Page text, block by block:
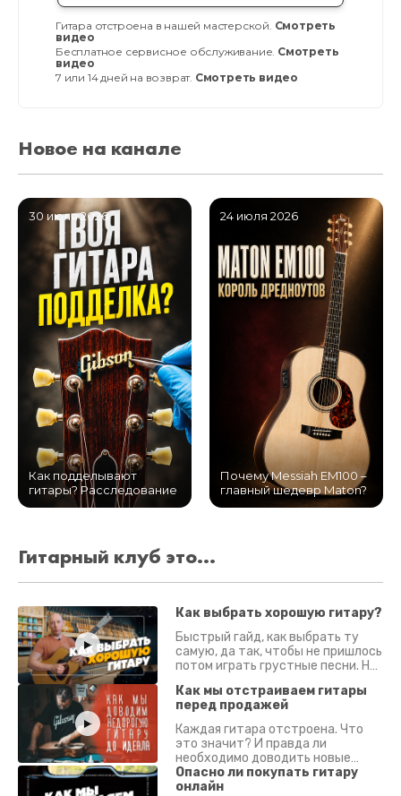
Гитара отстроена в нашей мастерской. Смотреть
видео
Бесплатное сервисное обслуживание. Смотреть
видео
7 или 14 дней на возврат. Смотреть видео
Новое на канале
30 июля 2026
Как подделывают
гитары? Расследование
24 июля 2026
Почему Messiah EM100 –
главный шедевр Maton?
Гитарный клуб это...
Как выбрать хорошую гитару?
Быстрый гайд, как выбрать ту
самую, да так, чтобы не пришлось
потом играть грустные песни. На
Как мы отстраиваем гитары
перед продажей
Каждая гитара отстроена. Что
это значит? И правда ли
необходимо доводить новые
гитары? Если кратко - да.
Подробно - в видео :)
Опасно ли покупать гитару
онлайн